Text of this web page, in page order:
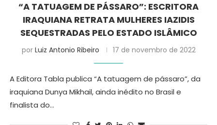
“A TATUAGEM DE PÁSSARO”: ESCRITORA
IRAQUIANA RETRATA MULHERES IAZIDIS
SEQUESTRADAS PELO ESTADO ISLÂMICO
por Luiz Antonio Ribeiro 17 de novembro de 2022
A Editora Tabla publica “A tatuagem de pássaro”, da
iraquiana Dunya Mikhail, ainda inédito no Brasil e
finalista do…